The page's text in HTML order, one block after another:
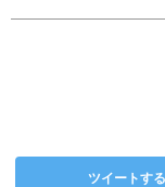
ツイートする